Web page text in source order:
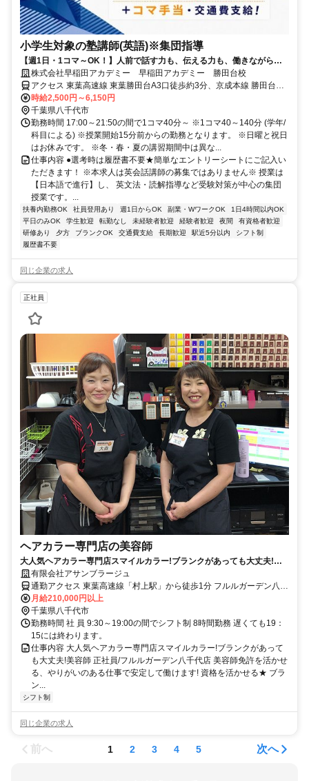
小学生対象の塾講師(英語)※集団指導
【週1日・1コマ～OK！】人前で話す力も、伝える力も、働きながら自
然と身につく仕事です
株式会社早稲田アカデミー 早稲田アカデミー 勝田台校
アクセス 東葉高速線 東葉勝田台A3口徒歩約3分、京成本線 勝田台A3
口徒歩約3分、東葉高速線 村上（千葉県）徒歩約16分
時給2,500円～6,150円
千葉県八千代市
勤務時間 17:00～21:50の間で1コマ40分～ ※1コマ40～140分 (学年/
科目による) ※授業開始15分前からの勤務となります。 ※日曜と祝日
はお休みです。 ※冬・春・夏の講習期間中は異な...
仕事内容 ●選考時は履歴書不要★簡単なエントリーシートにご記入い
ただきます！ ※本求人は英会話講師の募集ではありません※ 授業は
【日本語で進行】し、 英文法・読解指導など受験対策が中心の集団
授業です。...
扶養内勤務OK 社員登用あり 週1日からOK 副業・WワークOK
1日4時間以内OK
平日のみOK
学生歓迎 転勤なし 未経験者歓迎 経験者歓迎 夜間
有資格者歓迎
研修あり
夕方 ブランクOK 交通費支給 長期歓迎 駅近5分以内
シフト制
履歴書不要
同じ企業の求人
正社員
ヘアカラー専門店の美容師
大人気ヘアカラー専門店スマイルカラー!ブランクがあっても大丈夫!美
容師 正社員/フルルガーデン八千代店
有限会社アサンブラージュ
通勤アクセス 東葉高速線「村上駅」から徒歩1分 フルルガーデン八千
代専門店館3階
月給210,000円以上
千葉県八千代市
勤務時間 社 員 9:30～19:00の間でシフト制 8時間勤務 遅くても19：
15には終わります。
仕事内容 大人気ヘアカラー専門店スマイルカラー!ブランクがあって
も大丈夫!美容師 正社員/フルルガーデン八千代店 美容師免許を活かせ
る、やりがいのある仕事で安定して働けます! 資格を活かせる★ ブラ
ン...
シフト制
同じ企業の求人
前へ 1 2 3 4 5 次へ